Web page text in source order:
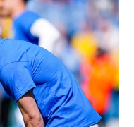
VOD
רץ ברשת
נבחרת ישראל
מכבי חיפה
בית"ר ירושלים
מכבי תל אביב
ליגה ספרדית
ליגה איטלקית
ליגה צרפתית
כדורסל נשים
מכבי תל אביב
הפועל חולון
הפועל ירושלים
יורוליג
יורוקאפ
טניס
כדוריד
כדורעף